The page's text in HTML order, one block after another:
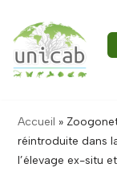
Aller
au
contenu
Accueil »
réintroduite dans
l’élevage ex-situ